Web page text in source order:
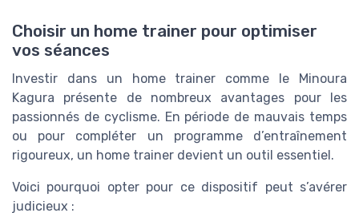
Choisir un home trainer pour optimiser
vos séances
Investir dans un home trainer comme le Minoura
Kagura présente de nombreux avantages pour les
passionnés de cyclisme. En période de mauvais temps
ou pour compléter un programme d’entraînement
rigoureux, un home trainer devient un outil essentiel.
Voici pourquoi opter pour ce dispositif peut s’avérer
judicieux :